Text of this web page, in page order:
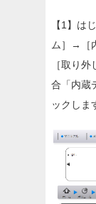
【1】は
ム］→［
［取り
合「内蔵
ックしま